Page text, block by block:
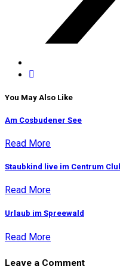
You May Also Like
Am Cosbudener See
Read More
Staubkind live im Centrum
Read More
Urlaub im Spreewald
Read More
Leave a Comment